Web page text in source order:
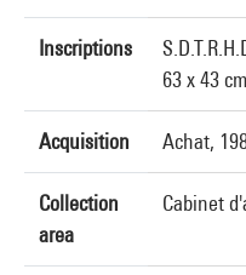
Inscriptions
63 x 43
Acquisition Achat,
Collection
area
Cabinet